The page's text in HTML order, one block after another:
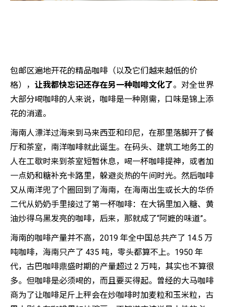
包邮区遍地开花的精品咖啡（以及它们越来越低的价
格）， 让我都快忘记还存在另一种咖啡文化了。对全世界
大部分喝咖啡的人来说，咖啡是一种刚需，口味是锦上添
花的消遣。
海南人漂洋过海来到马来西亚和印尼，在那里落脚开了餐
厅和茶室，南洋咖啡就此诞生。在码头、建筑工地务工的
人在工歇时来到茶室短暂休息，喝一杯咖啡提神，或者加
一点奶和糖补充卡路里，躲避炎热的午间时光。然后咖啡
又从南洋兜了个圈回到了海南，在海南出生或长大的华侨
二代从奶奶手里接过了第一杯咖啡：在大锅里加入糖、黄
油炒得乌黑发亮的咖啡，后来，那就成了“阿嬷的味道”。
海南的咖啡产量并不高，2019 年全中国总共产了 14.5 万
吨咖啡，海南只产了 435 吨，零头都算不上。1950 年
代，古巴咖啡鼎盛时期的产量超过 2 万吨，其实也不算很
多。但咖啡是必须喝的，而且要买得起。曾经的大马咖啡
商为了让咖啡足斤上秤会在炒咖啡时加麦粒和玉米粒，古